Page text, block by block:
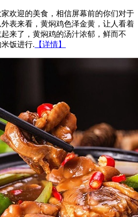
迎的美食，相信屏幕前的你们对于
表来看，黄焖鸡色泽金黄，让人看着
来了，黄焖鸡的汤汁浓郁，鲜而不
饭进行. 【详情】